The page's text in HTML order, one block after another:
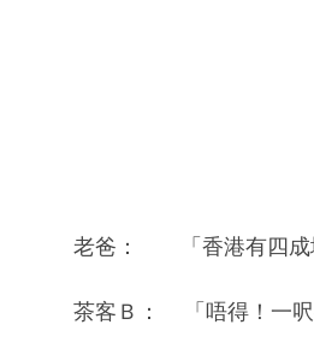
老爸： 「香港有四成
茶客Ｂ： 「唔得！一呎